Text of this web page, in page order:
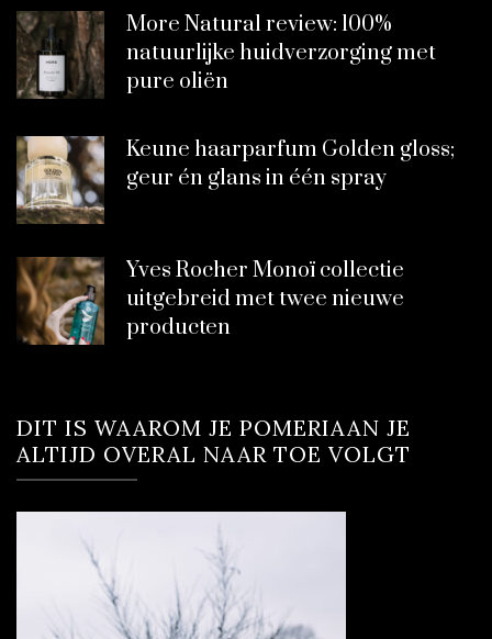
More Natural review: 100%
natuurlijke huidverzorging met
pure oliën
Keune haarparfum Golden gloss;
geur én glans in één spray
Yves Rocher Monoï collectie
uitgebreid met twee nieuwe
producten
DIT IS WAAROM JE POMERIAAN JE
ALTIJD OVERAL NAAR TOE VOLGT